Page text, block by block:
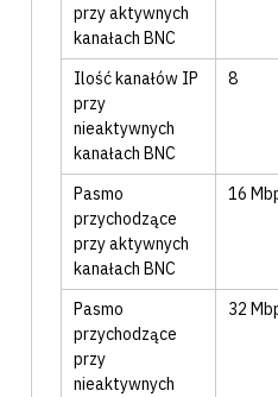
przy aktywnych
kanałach BNC
Ilość kanałów IP
przy
nieaktywnych
kanałach BNC
8
Pasmo
przychodzące
przy aktywnych
kanałach BNC
16
Pasmo
przychodzące
przy
nieaktywnych
32